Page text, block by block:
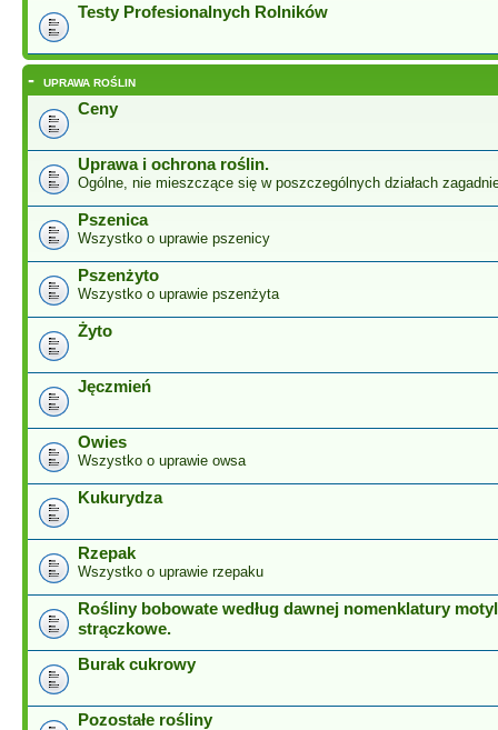
Testy Profesionalnych Rolników
- UPRAWA ROŚLIN
Ceny
Uprawa i ochrona roślin.
Ogólne, nie mieszczące się w poszczególnych działach
Pszenica
Wszystko o uprawie pszenicy
Pszenżyto
Wszystko o uprawie pszenżyta
Żyto
Jęczmień
Owies
Wszystko o uprawie owsa
Kukurydza
Rzepak
Wszystko o uprawie rzepaku
Rośliny bobowate według dawnej nomenklatury
strączkowe.
Burak cukrowy
Pozostałe rośliny